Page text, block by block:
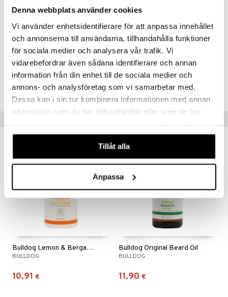
Denna webbplats använder cookies
Vi använder enhetsidentifierare för att anpassa innehållet
och annonserna till användarna, tillhandahålla funktioner
för sociala medier och analysera vår trafik. Vi
vidarebefordrar även sådana identifierare och annan
information från din enhet till de sociala medier och
annons- och analysföretag som vi samarbetar med.
Dessa kan i sin tur kombinera informationen med annan
information som du har tillhandahållit eller som de har
våra cookies vid fortsatt användande av vår webbplats.
Tillåt alla
Anpassa
distearate, Sodium polyitaconate, Butyrospermum parkii (Shea)
Phenoxyethanol, Sodium stearoyl glutamate, Parfum (Tuoksu)††,
Benzoic acid, Tocopherol, Dehydroacetic acid, Limonene, Linalool,
Citronellol, Geraniol, Citral, Citric acid, Sodium hydroxide.
Tuotenumero
ABBR8-E8-75
Bulldog Lemon & Bergamot Deodorant
BULLDOG
10,91 €
Bulldog Original Beard Oil
BULLDOG
11,90 €
intoleranssi